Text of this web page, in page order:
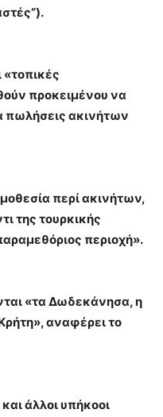
«τοπικές
προκειμένου να
πωλήσεις ακινήτων
περί ακινήτων,
της τουρκικής
περιοχή».
«τα Δωδεκάνησα, η
αναφέρει το
άλλοι υπήκοοι